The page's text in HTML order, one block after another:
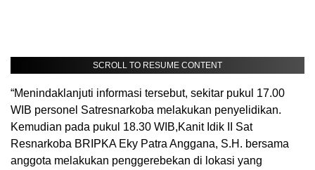
SCROLL TO RESUME CONTENT
“Menindaklanjuti informasi tersebut, sekitar pukul 17.00
WIB personel Satresnarkoba melakukan penyelidikan.
Kemudian pada pukul 18.30 WIB,Kanit Idik II Sat
Resnarkoba BRIPKA Eky Patra Anggana, S.H. bersama
anggota melakukan penggerebekan di lokasi yang